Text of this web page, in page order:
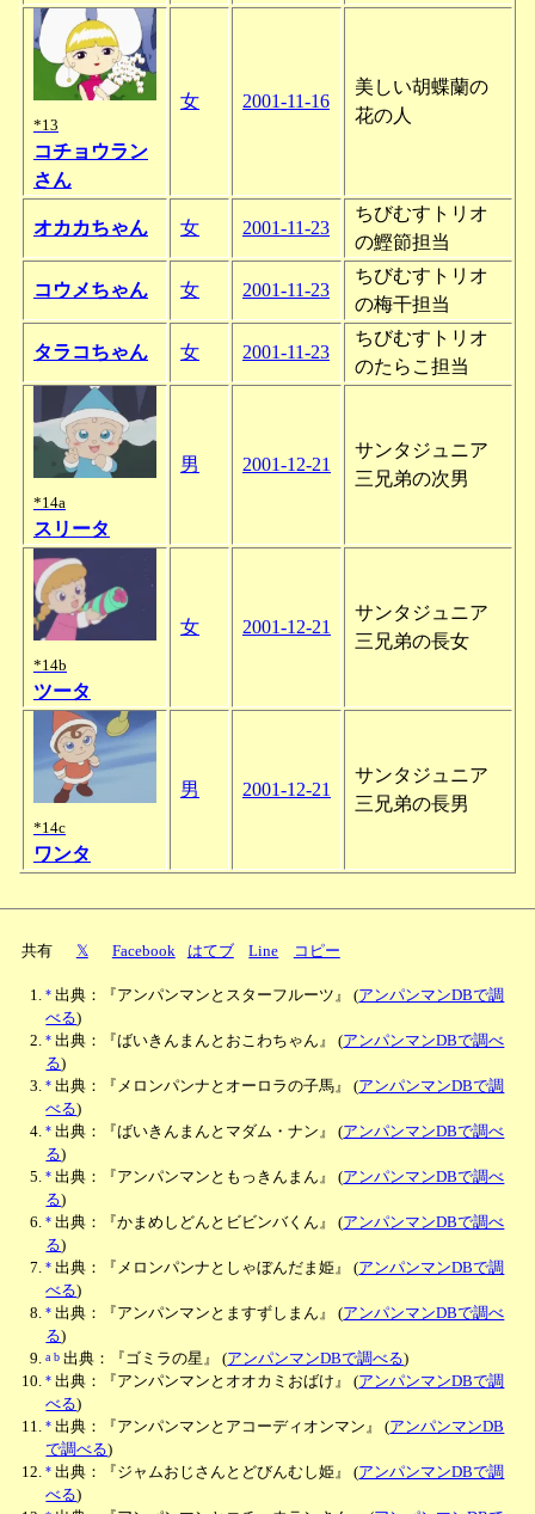
*13
コチョウラン
さん
女 2001-11-16
美しい胡蝶蘭の
花の人
オカカちゃん 女 2001-11-23
ちびむすトリオ
の鰹節担当
コウメちゃん 女 2001-11-23
ちびむすトリオ
の梅干担当
タラコちゃん 女 2001-11-23
ちびむすトリオ
のたらこ担当
*14a
スリータ
男 2001-12-21
サンタジュニア
三兄弟の次男
*14b
ツータ
女 2001-12-21
サンタジュニア
三兄弟の長女
*14c
ワンタ
男 2001-12-21
サンタジュニア
三兄弟の長男
共有 𝕏 Facebook はてブ Line コピー
* 出典：『アンパンマンとスターフルーツ』(アンパンマンDBで調
べる)
* 出典：『ばいきんまんとおこわちゃん』(アンパンマンDBで調べ
る)
* 出典：『メロンパンナとオーロラの子馬』(アンパンマンDBで調
べる)
* 出典：『ばいきんまんとマダム・ナン』(アンパンマンDBで調べ
る)
* 出典：『アンパンマンともっきんまん』(アンパンマンDBで調べ
る)
* 出典：『かまめしどんとビビンバくん』(アンパンマンDBで調べ
る)
* 出典：『メロンパンナとしゃぼんだま姫』(アンパンマンDBで調
べる)
* 出典：『アンパンマンとますずしまん』(アンパンマンDBで調べ
る)
a b 出典：『ゴミラの星』(アンパンマンDBで調べる)
* 出典：『アンパンマンとオオカミおばけ』(アンパンマンDBで調
べる)
* 出典：『アンパンマンとアコーディオンマン』(アンパンマンDB
で調べる)
* 出典：『ジャムおじさんとどびんむし姫』(アンパンマンDBで調
べる)